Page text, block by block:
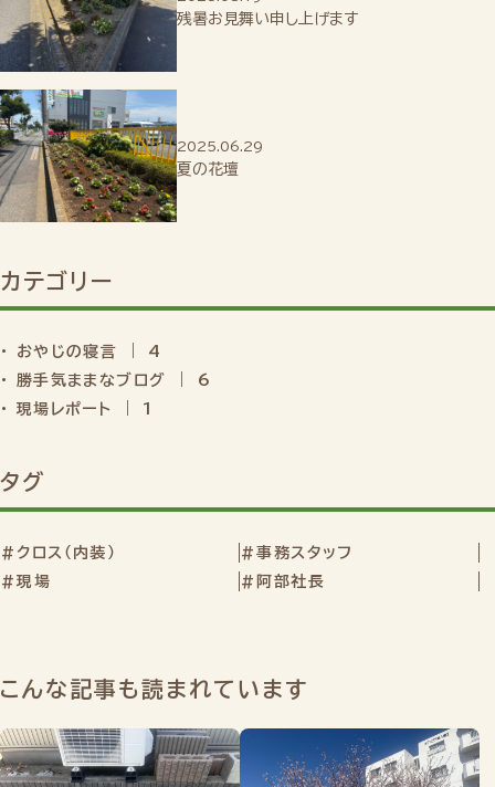
残暑お見舞い申し上げます
2025.06.29
夏の花壇
カテゴリー
おやじの寝言 ｜ 4
勝手気ままなブログ ｜ 6
現場レポート ｜ 1
タグ
#クロス（内装）
#事務スタッフ
#現場
#阿部社長
こんな記事も読まれています